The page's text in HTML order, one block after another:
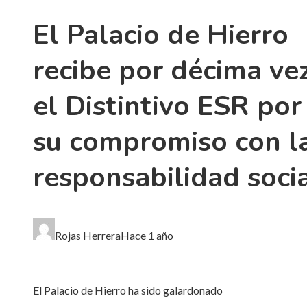
El Palacio de Hierro
recibe por décima
el Distintivo ESR por
su compromiso con
responsabilidad
Rojas HerreraHace 1 año
El Palacio de Hierro ha sido galardonado